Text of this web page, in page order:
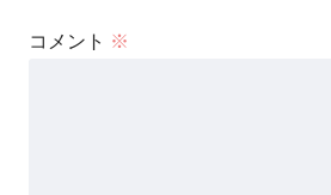
コメント ※